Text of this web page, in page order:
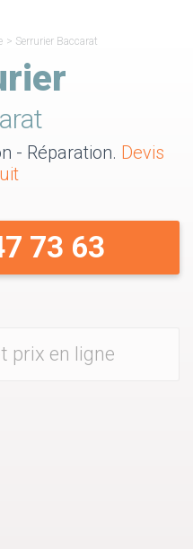
> Serrurier Baccarat
- Réparation. Devis
73 63
prix en ligne